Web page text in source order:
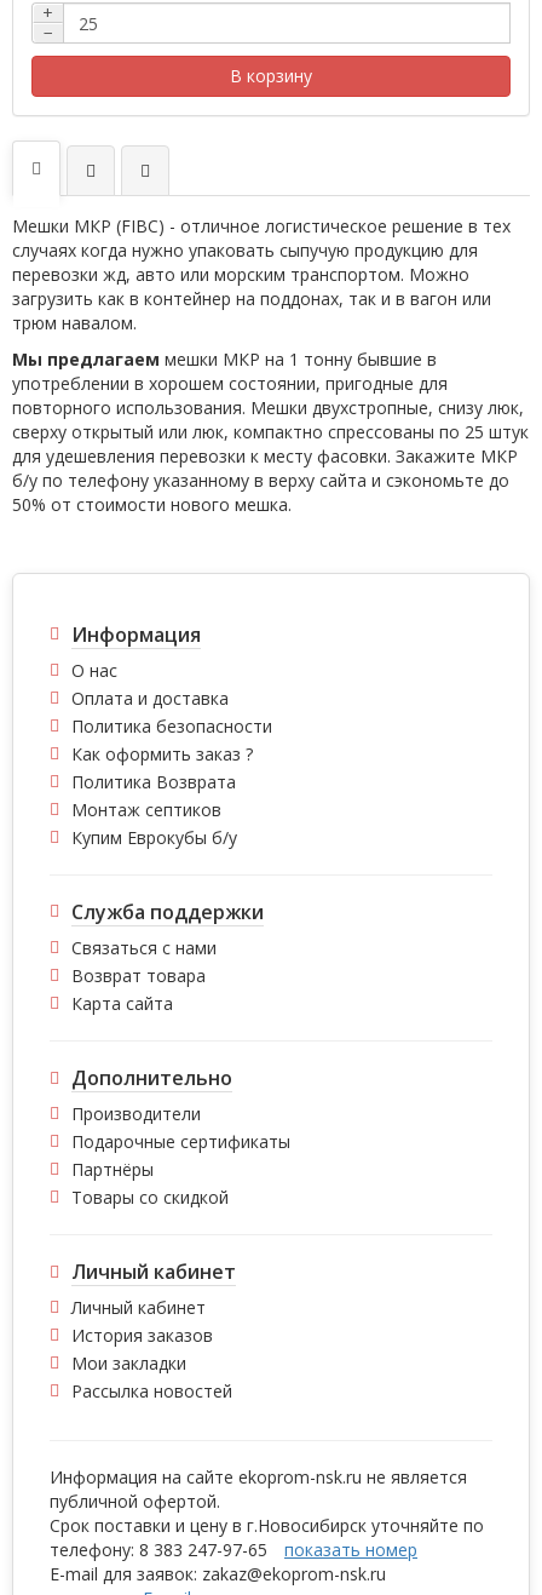
+
−
В корзину
Мешки МКР (FIBC) - отличное логистическое решение в тех
случаях когда нужно упаковать сыпучую продукцию для
перевозки жд, авто или морским транспортом. Можно
загрузить как в контейнер на поддонах, так и в вагон или
трюм навалом.
Мы предлагаем мешки МКР на 1 тонну бывшие в
употреблении в хорошем состоянии, пригодные для
повторного использования. Мешки двухстропные, снизу люк,
сверху открытый или люк, компактно спрессованы по 25 штук
для удешевления перевозки к месту фасовки. Закажите МКР
б/у по телефону указанному в верху сайта и сэкономьте до
50% от стоимости нового мешка.
Информация
О нас
Оплата и доставка
Политика безопасности
Как оформить заказ ?
Политика Возврата
Монтаж септиков
Купим Еврокубы б/у
Служба поддержки
Связаться с нами
Возврат товара
Карта сайта
Дополнительно
Производители
Подарочные сертификаты
Партнёры
Товары со скидкой
Личный кабинет
Личный кабинет
История заказов
Мои закладки
Рассылка новостей
Информация на сайте ekoprom-nsk.ru не является
публичной офертой.
Срок поставки и цену в г.Новосибирск уточняйте по
телефону: 8 383 247-97-65
показать номер
E-mail для заявок: zakaz@ekoprom-nsk.ru